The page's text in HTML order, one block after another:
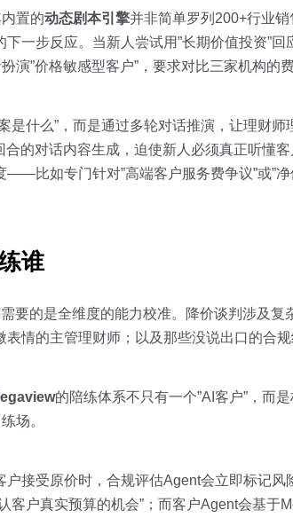
置的动态剧本引擎并非简单罗列200+行业
一步反应。当新人尝试用”长期价值投资”
演”价格敏感型客户”，要求对比三家机构的费
是什么”，而是通过多轮对话推演，让理财师
的对话内容生成，迫使新人必须真正听懂
比如专门针对”高端客户服务费争议”或”
谁
要的是全维度的能力校准。降价谈判涉及
情的主管理财师；以及那些没说出口的合规
的陪练体系不只有一个”AI客户”，而
场。
接受原价时，合规评估Agent会立即标记风
客户真实预算的机会”；而客户Agent会基于